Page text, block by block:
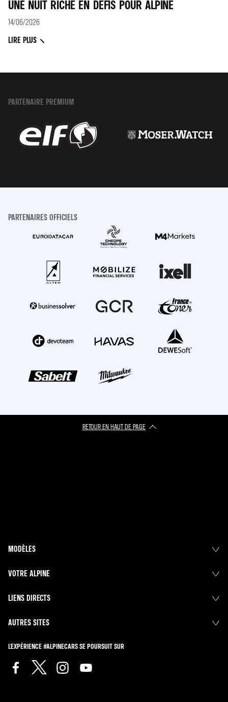
UNE NUIT RICHE EN DÉFIS POUR ALPINE
14/06/2026
LIRE PLUS
PARTENAIRE PREMIUM
PARTENAIRES OFFICIELS
RETOUR EN HAUT DE PAGE
MODÈLES
VOTRE ALPINE
LIENS DIRECTS
AUTRES SITES
L'EXPÉRIENCE #ALPINECARS SE POURSUIT SUR